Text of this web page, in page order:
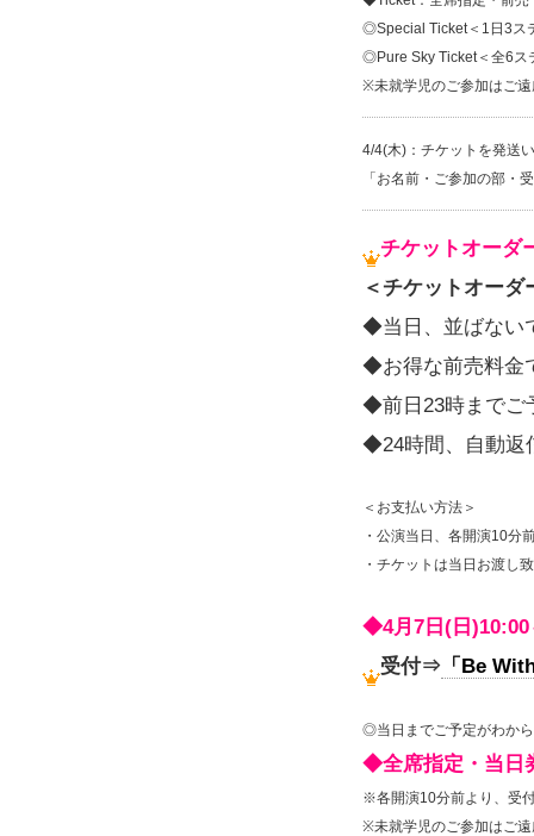
◎Special Ticket＜1日3ス
◎Pure Sky Ticket＜全6ス
※未就学児のご参加はご
4/4(木)：チケットを発送
「お名前・ご参加の部・
チケットオーダ
＜チケットオー
◆当日、並ばない
◆お得な前売料金
◆前日23時までご
◆24時間、自動返
＜お支払い方法＞
・公演当日、各開演10分
・チケットは当日お渡し
◆4月7日(日
受付⇒ 「Be
◎当日までご予定がわか
◆全席指定・当日
※各開演10分前より、受
※未就学児のご参加はご